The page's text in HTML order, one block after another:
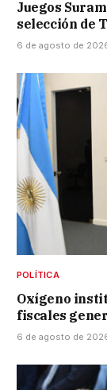
Juegos
selección de
6 de agosto de
POLÍTICA
Oxígeno
fiscales
6 de agosto de